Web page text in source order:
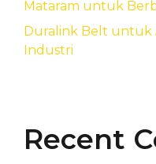
Mataram untuk
Duralink Belt untuk
Industri
Recent